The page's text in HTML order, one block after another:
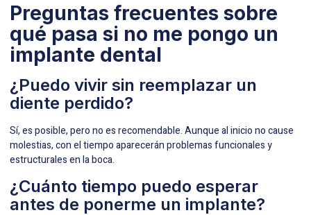
Preguntas frecuentes sobre
qué pasa si no me pongo un
implante dental
¿Puedo vivir sin reemplazar un
diente perdido?
Sí, es posible, pero no es recomendable. Aunque al inicio no cause
molestias, con el tiempo aparecerán problemas funcionales y
estructurales en la boca.
¿Cuánto tiempo puedo esperar
antes de ponerme un implante?